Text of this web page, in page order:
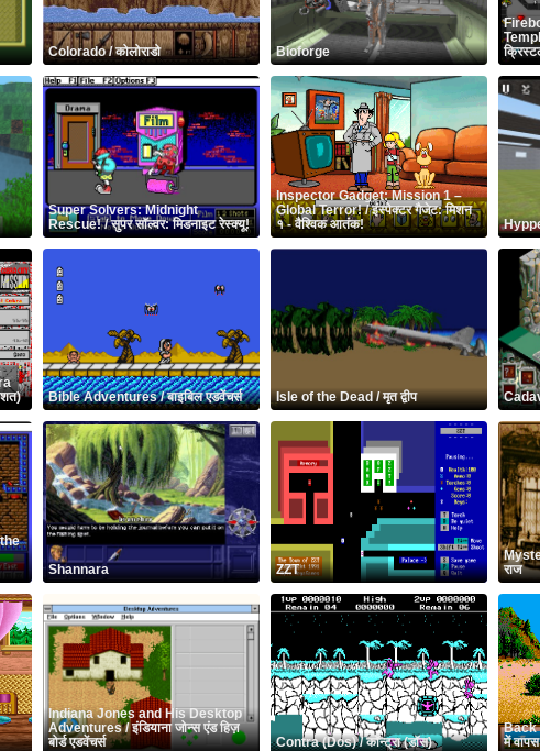
Colorado / कोलोराडो Bioforge
Super Solvers: Midnight
Rescue! / सुपर सॉल्वर: मिडनाइट रेस्क्यू!
Inspector Gadget: Mission 1 –
Global Terror! / इंस्पेक्टर गैजेट: मिशन
१ - वैश्विक आतंक!
Bible Adventures / बाइबिल एडवेंचर्स Isle of the Dead / मृत द्वीप
Shannara ZZT
राज
Indiana Jones and His Desktop
Adventures / इंडियाना जोन्स एंड हिज़
बोर्ड एडवेंचर्स
Contra (Dos) / कॉन्ट्रा (डॉस)
Back
में